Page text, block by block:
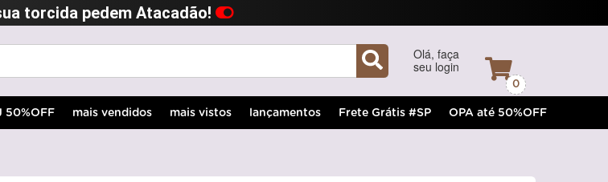
torcida pedem Atacadão!
Olá, faça
seu login
0
50%OFF mais vendidos mais vistos lançamentos Frete Grátis #SP OPA até 50%OFF